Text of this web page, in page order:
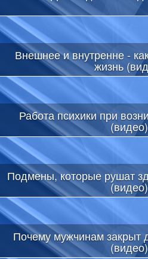
Внешнее и внутренне -
жизнь
Работа психики при
(видео)
Подмены, которые рушат
(видео)
Почему мужчинам закрыт
(видео)